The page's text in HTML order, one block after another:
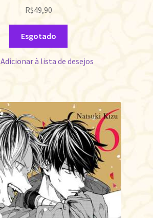
R$49,90
Esgotado
Adicionar à lista de desejos